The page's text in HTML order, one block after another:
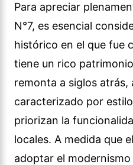
Para apreciar
N°7, es esencial
histórico en el que fue
tiene un rico
remonta a siglos atrás,
caracterizado por
priorizan la
locales. A medida que
adoptar el